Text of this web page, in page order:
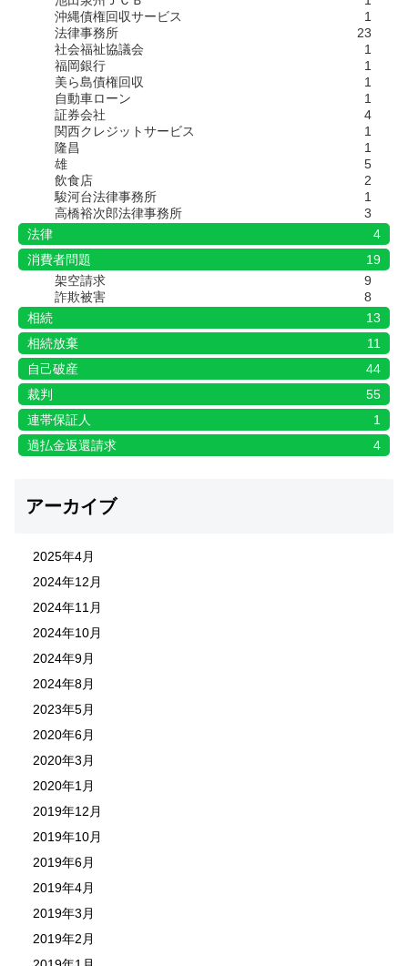
沖縄債権回収サービス
1
法律事務所
23
社会福祉協議会
1
福岡銀行
1
美ら島債権回収
1
自動車ローン
1
証券会社
4
関西クレジットサービス
1
隆昌
1
雄
5
飲食店
2
駿河台法律事務所
1
高橋裕次郎法律事務所
3
法律
4
消費者問題
19
架空請求
9
詐欺被害
8
相続
13
相続放棄
11
自己破産
44
裁判
55
連帯保証人
1
過払金返還請求
4
アーカイブ
2025年4月
2024年12月
2024年11月
2024年10月
2024年9月
2024年8月
2023年5月
2020年6月
2020年3月
2020年1月
2019年12月
2019年10月
2019年6月
2019年4月
2019年3月
2019年2月